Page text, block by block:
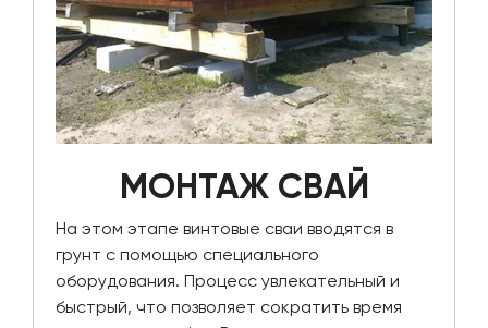
МОНТАЖ СВАЙ
На этом этапе винтовые сваи вводятся в
грунт с помощью специального
оборудования. Процесс увлекательный и
быстрый, что позволяет сократить время